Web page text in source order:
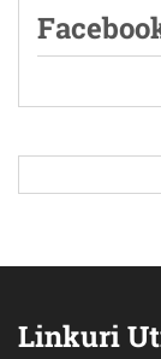
Linkuri